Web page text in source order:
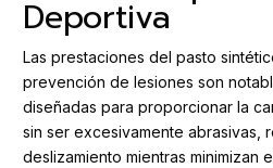
Deportiva
Las prestaciones del pasto
prevención de lesiones son
diseñadas para proporcionar la
sin ser excesivamente abrasivas,
deslizamiento mientras minimizan